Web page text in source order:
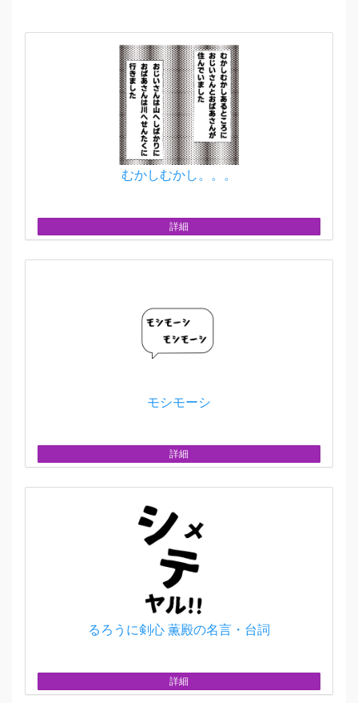
むかしむかし。。。
詳細
モシモーシ
詳細
るろうに剣心 薫殿の名言・台詞
詳細